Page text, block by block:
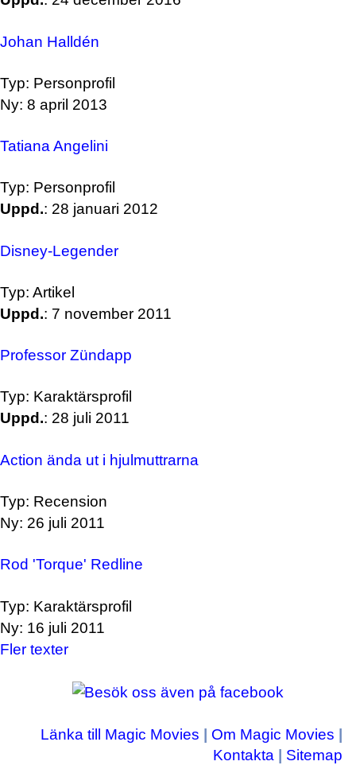
Johan Halldén
Typ: Personprofil
Ny: 8 april 2013
Tatiana Angelini
Typ: Personprofil
Uppd.: 28 januari 2012
Disney-Legender
Typ: Artikel
Uppd.: 7 november 2011
Professor Zündapp
Typ: Karaktärsprofil
Uppd.: 28 juli 2011
Action ända ut i hjulmuttrarna
Typ: Recension
Ny: 26 juli 2011
Rod 'Torque' Redline
Typ: Karaktärsprofil
Ny: 16 juli 2011
Fler texter
Länka till Magic Movies Om Magic Movies
Kontakta
Sitemap